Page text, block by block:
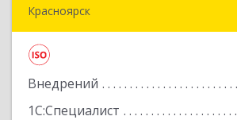
Красноярск
Внедрений
1С:Специалист